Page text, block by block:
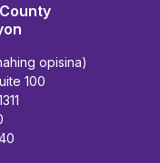
opisina)
100